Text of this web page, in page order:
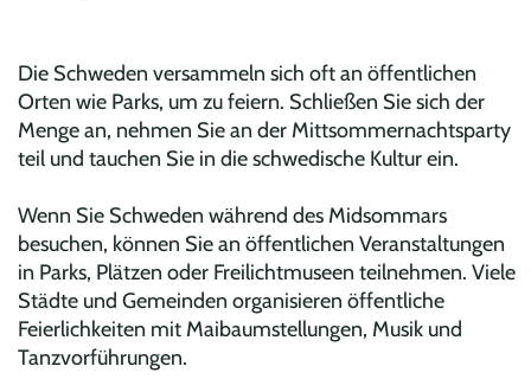
Die Schweden versammeln sich oft an öffentlichen
Orten wie Parks, um zu feiern. Schließen Sie sich der
Menge an, nehmen Sie an der Mittsommernachtsparty
teil und tauchen Sie in die schwedische Kultur ein.
Wenn Sie Schweden während des Midsommars
besuchen, können Sie an öffentlichen Veranstaltungen
in Parks, Plätzen oder Freilichtmuseen teilnehmen. Viele
Städte und Gemeinden organisieren öffentliche
Feierlichkeiten mit Maibaumstellungen, Musik und
Tanzvorführungen.